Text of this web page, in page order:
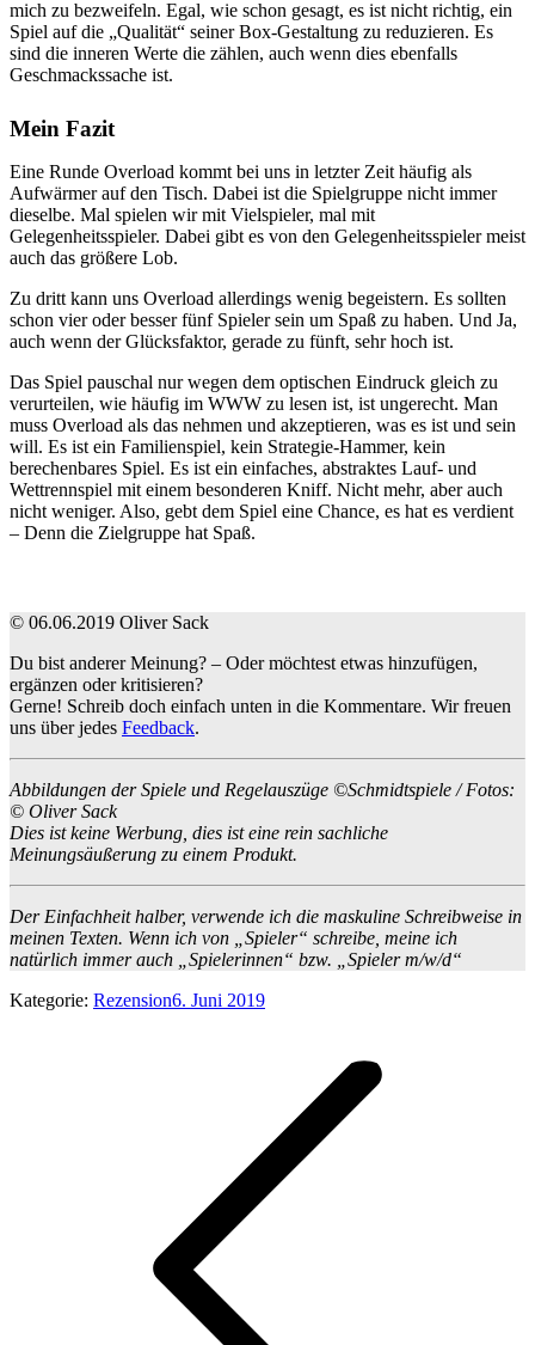
mich zu bezweifeln. Egal, wie schon gesagt, es ist nicht richtig, ein
Spiel auf die „Qualität“ seiner Box-Gestaltung zu reduzieren. Es
sind die inneren Werte die zählen, auch wenn dies ebenfalls
Geschmackssache ist.
Mein Fazit
Eine Runde Overload kommt bei uns in letzter Zeit häufig als
Aufwärmer auf den Tisch. Dabei ist die Spielgruppe nicht immer
dieselbe. Mal spielen wir mit Vielspieler, mal mit
Gelegenheitsspieler. Dabei gibt es von den Gelegenheitsspieler meist
auch das größere Lob.
Zu dritt kann uns Overload allerdings wenig begeistern. Es sollten
schon vier oder besser fünf Spieler sein um Spaß zu haben. Und Ja,
auch wenn der Glücksfaktor, gerade zu fünft, sehr hoch ist.
Das Spiel pauschal nur wegen dem optischen Eindruck gleich zu
verurteilen, wie häufig im WWW zu lesen ist, ist ungerecht. Man
muss Overload als das nehmen und akzeptieren, was es ist und sein
will. Es ist ein Familienspiel, kein Strategie-Hammer, kein
berechenbares Spiel. Es ist ein einfaches, abstraktes Lauf- und
Wettrennspiel mit einem besonderen Kniff. Nicht mehr, aber auch
nicht weniger. Also, gebt dem Spiel eine Chance, es hat es verdient
– Denn die Zielgruppe hat Spaß.
© 06.06.2019 Oliver Sack
Du bist anderer Meinung? – Oder möchtest etwas hinzufügen,
ergänzen oder kritisieren?
Gerne! Schreib doch einfach unten in die Kommentare. Wir freuen
uns über jedes Feedback.
Abbildungen der Spiele und Regelauszüge ©Schmidtspiele / Fotos:
© Oliver Sack
Dies ist keine Werbung, dies ist eine rein sachliche
Meinungsäußerung zu einem Produkt.
Der Einfachheit halber, verwende ich die maskuline Schreibweise in
meinen Texten. Wenn ich von „Spieler“ schreibe, meine ich
natürlich immer auch „Spielerinnen“ bzw. „Spieler m/w/d“
Kategorie: Rezension6. Juni 2019